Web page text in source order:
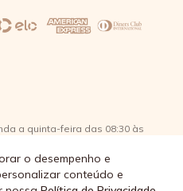
o desempenho e
conteúdo e
a quinta-feira das 08:30 às
Paulo, CEP: 09380-115 - Água
Ltda - CNPJ: 57.484.768/0064-